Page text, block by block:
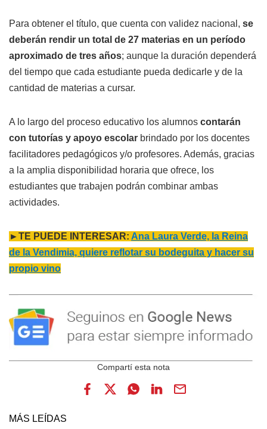
Para obtener el título, que cuenta con validez nacional, se
deberán rendir un total de 27 materias en un período
aproximado de tres años; aunque la duración dependerá
del tiempo que cada estudiante pueda dedicarle y de la
cantidad de materias a cursar.
A lo largo del proceso educativo los alumnos contarán
con tutorías y apoyo escolar brindado por los docentes
facilitadores pedagógicos y/o profesores. Además, gracias
a la amplia disponibilidad horaria que ofrece, los
estudiantes que trabajen podrán combinar ambas
actividades.
►TE PUEDE INTERESAR: Ana Laura Verde, la Reina
de la Vendimia, quiere reflotar su bodeguita y hacer su
propio vino
MÁS LEÍDAS